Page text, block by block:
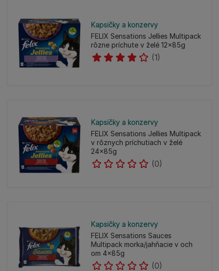
Kapsičky a konzervy
FELIX Sensations Jellies Multipack
rôzne príchute v želé 12x85g
(1)
Kapsičky a konzervy
FELIX Sensations Jellies Multipack
v rôznych príchutiach v želé
24x85g
(0)
Kapsičky a konzervy
FELIX Sensations Sauces
Multipack morka/jahňacie v och
om 4x85g
(0)